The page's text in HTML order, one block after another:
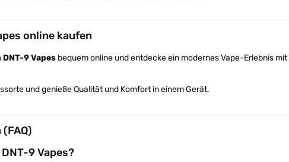
online kaufen
DNT-9 Vapes bequem online und entdecke ein modernes Vape-Erlebnis
und genieße Qualität und Komfort in einem Gerät.
9 Vapes?